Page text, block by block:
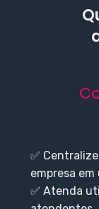
✅
empresa
✅ Atenda